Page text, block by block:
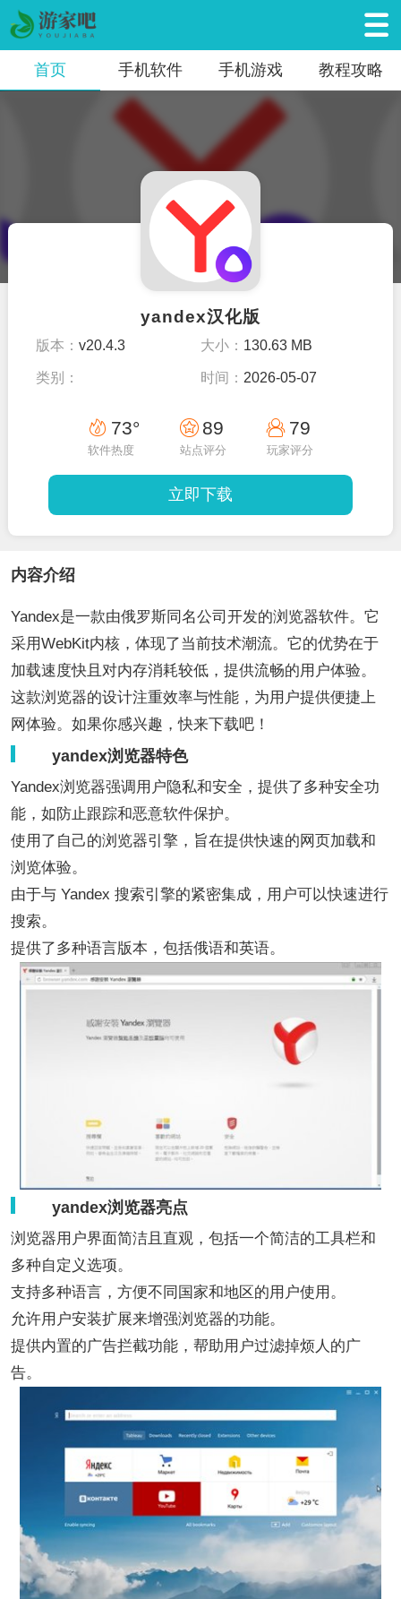
首页 手机软件 手机游戏 教程攻略
yandex汉化版
版本：v20.4.3 大小： 130.63 MB
类别： 时间： 2026-05-07
73°
软件热度
89
站点评分
79
玩家评分
立即下载
内容介绍
Yandex是一款由俄罗斯同名公司开发的浏览器软件。它
采用WebKit内核，体现了当前技术潮流。它的优势在于
加载速度快且对内存消耗较低，提供流畅的用户体验。
这款浏览器的设计注重效率与性能，为用户提供便捷上
网体验。如果你感兴趣，快来下载吧！
yandex浏览器特色
Yandex浏览器强调用户隐私和安全，提供了多种安全功
能，如防止跟踪和恶意软件保护。
使用了自己的浏览器引擎，旨在提供快速的网页加载和
浏览体验。
由于与 Yandex 搜索引擎的紧密集成，用户可以快速进行
搜索。
提供了多种语言版本，包括俄语和英语。
yandex浏览器亮点
浏览器用户界面简洁且直观，包括一个简洁的工具栏和
多种自定义选项。
支持多种语言，方便不同国家和地区的用户使用。
允许用户安装扩展来增强浏览器的功能。
提供内置的广告拦截功能，帮助用户过滤掉烦人的广
告。